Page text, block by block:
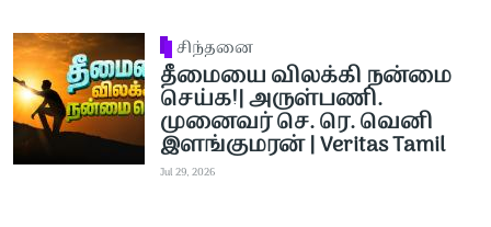
சிந்தனை
தீமையை விலக்கி நன்மை
செய்க!| அருள்பணி.
முனைவர் செ. ரெ. வெனி
இளங்குமரன் | Veritas Tamil
Jul 29, 2026